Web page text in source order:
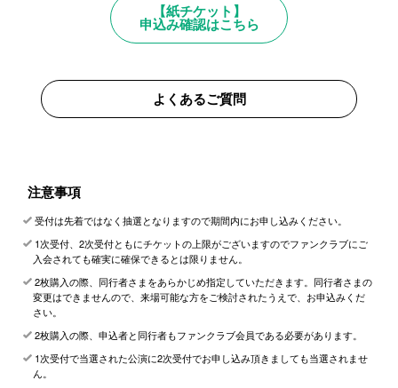
【紙チケット】
申込み確認はこちら
よくあるご質問
注意事項
受付は先着ではなく抽選となりますので期間内にお申し込みください。
1次受付、2次受付ともにチケットの上限がございますのでファンクラブにご
入会されても確実に確保できるとは限りません。
2枚購入の際、同行者さまをあらかじめ指定していただきます。同行者さまの
変更はできませんので、来場可能な方をご検討されたうえで、お申込みくだ
さい。
2枚購入の際、申込者と同行者もファンクラブ会員である必要があります。
1次受付で当選された公演に2次受付でお申し込み頂きましても当選されませ
ん。